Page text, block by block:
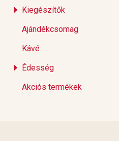
Kiegészítők
Ajándékcsomag
Kávé
Édesség
Akciós termékek